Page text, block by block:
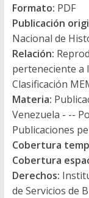
Formato: PDF
Publicación
Nacional de
Relación:
perteneciente a
Clasificación
Materia:
Venezuela - --
Publicaciones
Cobertura
Cobertura
Derechos:
de Servicios de